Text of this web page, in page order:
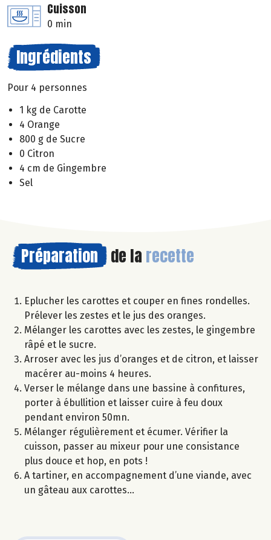
Cuisson
0 min
Ingrédients
Pour 4 personnes
1 kg de Carotte
4 Orange
800 g de Sucre
0 Citron
4 cm de Gingembre
Sel
Préparation de la recette
Eplucher les carottes et couper en fines rondelles.
Prélever les zestes et le jus des oranges.
Mélanger les carottes avec les zestes, le gingembre
râpé et le sucre.
Arroser avec les jus d’oranges et de citron, et laisser
macérer au-moins 4 heures.
Verser le mélange dans une bassine à confitures,
porter à ébullition et laisser cuire à feu doux
pendant environ 50mn.
Mélanger régulièrement et écumer. Vérifier la
cuisson, passer au mixeur pour une consistance
plus douce et hop, en pots !
A tartiner, en accompagnement d’une viande, avec
un gâteau aux carottes…